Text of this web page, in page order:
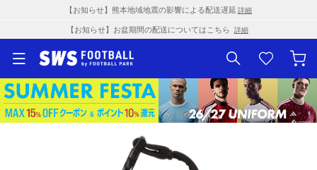
【お知らせ】熊本地域地震の影響による配送遅延 詳細
【お知らせ】お盆期間の配送についてはこちら 詳細